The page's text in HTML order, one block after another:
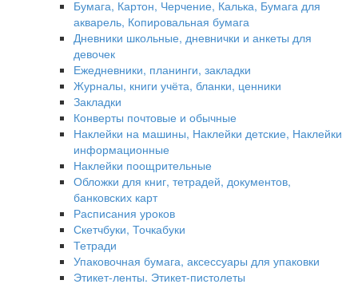
Бумага, Картон, Черчение, Калька, Бумага для
акварель, Копировальная бумага
Дневники школьные, дневнички и анкеты для
девочек
Ежедневники, планинги, закладки
Журналы, книги учёта, бланки, ценники
Закладки
Конверты почтовые и обычные
Наклейки на машины, Наклейки детские, Наклейки
информационные
Наклейки поощрительные
Обложки для книг, тетрадей, документов,
банковских карт
Расписания уроков
Скетчбуки, Точкабуки
Тетради
Упаковочная бумага, аксессуары для упаковки
Этикет-ленты. Этикет-пистолеты